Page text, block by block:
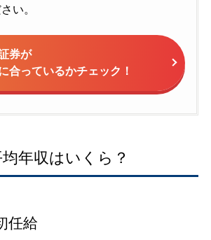
い。
券が
合っているかチェック！
年収はいくら？
任給